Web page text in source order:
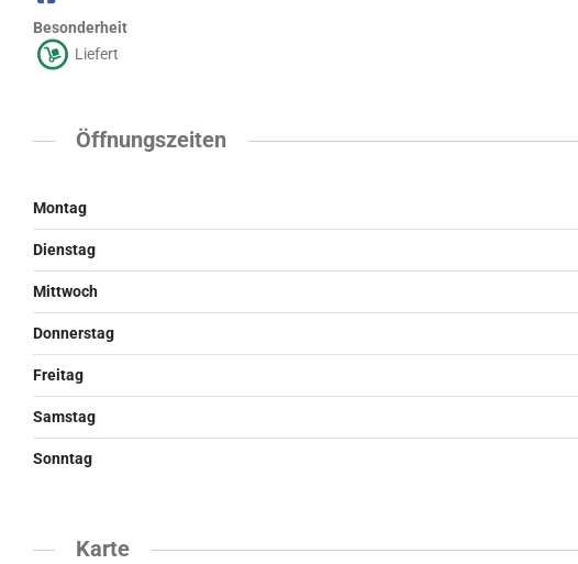
Besonderheit
Liefert
Öffnungszeiten
Montag
Dienstag
Mittwoch
Donnerstag
Freitag
Samstag
Sonntag
Karte